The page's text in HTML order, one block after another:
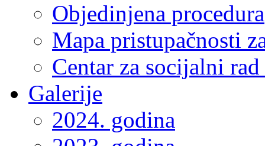
Objedinjena procedura
Mapa pristupačnosti
Centar za socijalni
Galerije
2024. godina